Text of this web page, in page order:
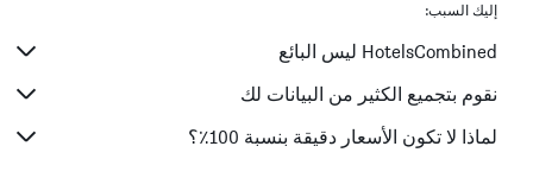
إليك السبب:
HotelsCombined ليس البائع
نقوم بتجميع الكثير من البيانات لك
لماذا لا تكون الأسعار دقيقة بنسبة 100٪؟